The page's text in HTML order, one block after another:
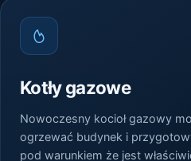
Kotły gazowe
Nowoczesny kocioł gazowy
ogrzewać budynek i
pod warunkiem że jest